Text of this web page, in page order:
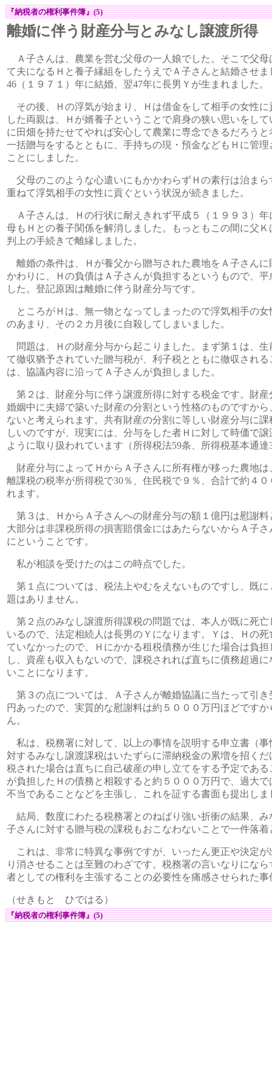
『納税者の権利事件簿』(5)
離婚に伴う財産分与とみなし譲渡所得
Ａ子さんは、農業を営む父母の一人娘でした。そこで父
て夫になるＨと養子縁組をしたうえでＡ子さんと結婚させ
46（１９７１）年に結婚、翌47年に長男Ｙが生まれました。
その後、Ｈの浮気が始まり、Ｈは借金をして相手の女性
した両親は、Ｈが婿養子ということで肩身の狭い思いをし
に田畑を持たせてやれば安心して農業に専念できるだろう
一括贈与をするとともに、手持ちの現・預金などもＨに管
ことにしました。
父母のこのような心遣いにもかかわらずＨの素行は治ま
重ねて浮気相手の女性に貢ぐという状況が続きました。
Ａ子さんは、Ｈの行状に耐えきれず平成５（１９９３）
母もＨとの養子関係を解消しました。もっともこの間に父
判上の手続きで離縁しました。
離婚の条件は、Ｈが養父から贈与された農地をＡ子さん
かわりに、Ｈの負債はＡ子さんが負担するというもので、
した。登記原因は離婚に伴う財産分与です。
ところがＨは、無一物となってしまったので浮気相手の
のあまり、その２カ月後に自殺してしまいました。
問題は、Ｈの財産分与から起こりました。まず第１は、
て徹収猶予されていた贈与税が、利子税とともに徹収され
は、協議内容に沿ってＡ子さんが負担しました。
第２は、財産分与に伴う譲渡所得に対する税金です。財
婚姻中に夫婦で築いた財産の分割という性格のものですか
ないと考えられます。共有財産の分割に等しい財産分与に
しいのですが、現実には、分与をした者Ｈに対して時価で
ように取り扱われています（所得税法59条、所得税基本通達
財産分与によってＨからＡ子さんに所有権が移った農地
離課税の税率が所得税で30％、住民税で９％、合計で約４
れます。
第３は、ＨからＡ子さんへの財産分与の額１億円は慰謝
大部分は非課税所得の損害賠償金にはあたらないからＡ子
にということです。
私が相談を受けたのはこの時点でした。
第１点については、税法上やむをえないものですし、既
題はありません。
第２点のみなし譲渡所得課税の問題では、本人が既に死
いるので、法定相続人は長男のＹになります。Ｙは、Ｈの
ていなかったので、Ｈにかかる租税債務が生じた場合は負
し、資産も収入もないので、課税されれば直ちに債務超過
いことになります。
第３の点については、Ａ子さんが離婚協議に当たって引
円あったので、実質的な慰謝料は約５０００万円ほどです
ん。
私は、税務署に対して、以上の事情を説明する申立書（
対するみなし譲渡課税はいたずらに滞納税金の累増を招く
税された場合は直ちに自己破産の申し立てをする予定であ
が負担したＨの債務と相殺すると約５０００万円で、過大
不当であることなどを主張し、これを証する書面も提出しま
結局、数度にわたる税務署とのねばり強い折衝の結果、
子さんに対する贈与税の課税もおこなわないことで一件落
これは、非常に特異な事例ですが、いったん更正や決定
り消させることは至難のわざです。税務署の言いなりにな
者としての権利を主張することの必要性を痛感させられた事
（せきもと ひではる）
『納税者の権利事件簿』(5)